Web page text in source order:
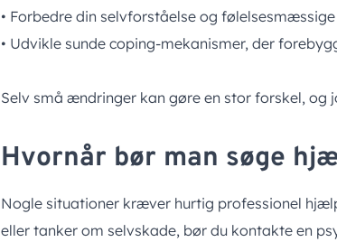
• Forbedre din selvforståelse og
• Udvikle sunde coping-mekanismer, der
Selv små ændringer kan gøre en stor forskel,
Hvornår bør man søge
Nogle situationer kræver hurtig professionel
eller tanker om selvskade, bør du kontakte en